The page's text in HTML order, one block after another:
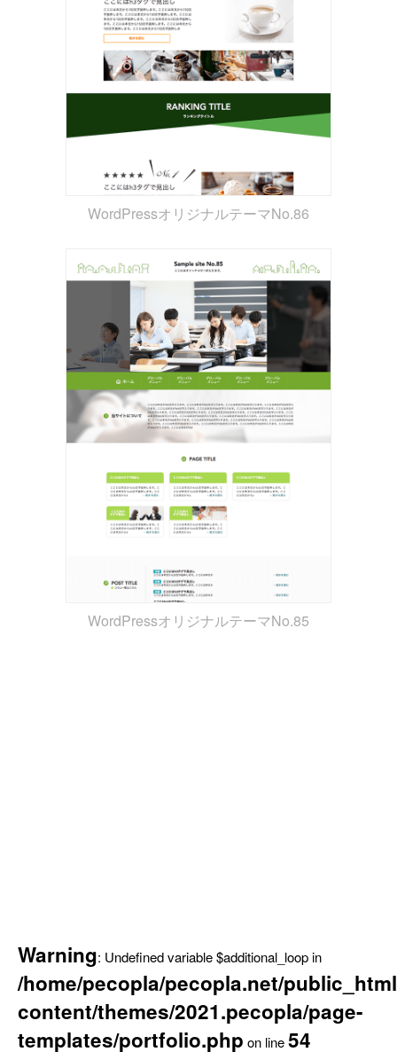
WordPressオリジナルテーマNo.86
WordPressオリジナルテーマNo.85
Warning: Undefined variable $additional_loop in
/home/pecopla/pecopla.net/
content/themes/2021.pecopla/page-
templates/portfolio.php on line54